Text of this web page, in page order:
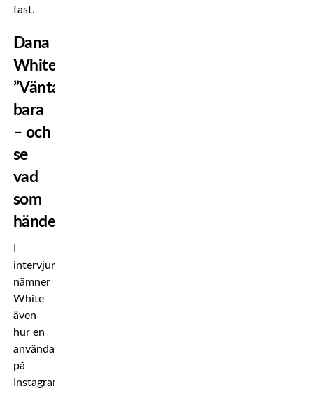
fast.
Dana
White:
”Vänta
bara
– och
se
vad
som
händer”
intervjun
nämner
White
även
hur en
användare
på
Instagram